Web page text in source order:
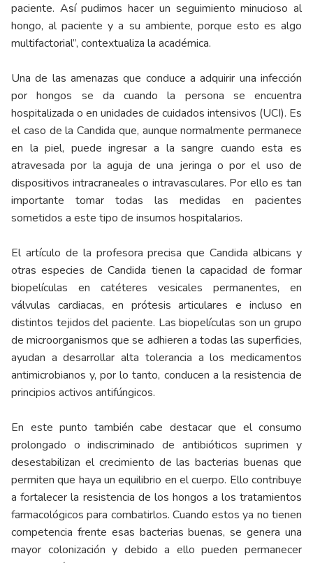
paciente. Así pudimos hacer un seguimiento minucioso al
hongo, al paciente y a su ambiente, porque esto es algo
multifactorial”, contextualiza la académica.
Una de las amenazas que conduce a adquirir una infección
por hongos se da cuando la persona se encuentra
hospitalizada o en unidades de cuidados intensivos (UCI). Es
el caso de la Candida que, aunque normalmente permanece
en la piel, puede ingresar a la sangre cuando esta es
atravesada por la aguja de una jeringa o por el uso de
dispositivos intracraneales o intravasculares. Por ello es tan
importante tomar todas las medidas en pacientes
sometidos a este tipo de insumos hospitalarios.
El artículo de la profesora precisa que Candida albicans y
otras especies de Candida tienen la capacidad de formar
biopelículas en catéteres vesicales permanentes, en
válvulas cardiacas, en prótesis articulares e incluso en
distintos tejidos del paciente. Lasbiopelículas son un grupo
de microorganismos que se adhieren a todas las superficies,
ayudan a desarrollar alta tolerancia a los medicamentos
antimicrobianos y, por lo tanto, conducen a la resistencia de
principios activos antifúngicos.
En este punto también cabe destacar que el consumo
prolongado o indiscriminado de antibióticos suprimen y
desestabilizan el crecimiento de las bacterias buenas que
permiten que haya un equilibrio en el cuerpo. Ello contribuye
a fortalecer la resistencia de los hongos a los tratamientos
farmacológicos para combatirlos. Cuando estos ya no tienen
competencia frente esas bacterias buenas, se genera una
mayor colonización y debido a ello pueden permanecer